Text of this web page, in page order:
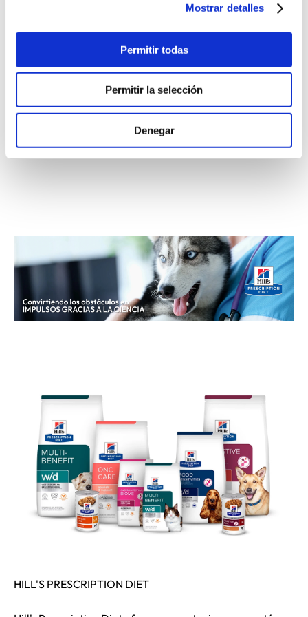
Mostrar detalles
Permitir todas
Permitir la selección
Denegar
para las afecciones renales están diseñados para ayudar a
pensado para adaptarse fácilmente a la rutina diaria,
ofreciendo ingredientes de alta calidad cuidadosamente
seleccionados para que tu mascota reciba lo mejor en cada
porción. Con un sabor que encanta incluso a los paladares
bienestar. Hill's es la marca #1 recomendada por los
veterinarios de EUA.
HILL'S PRESCRIPTION DIET